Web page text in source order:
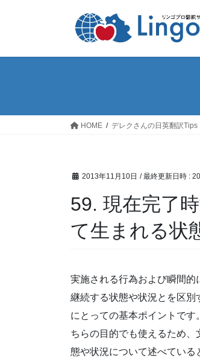
HOME デレクさんの日英翻訳Tips
2013年11月10日 / 最終更新日時 :
59. 現在完了
て生まれる状
実施される行為および瞬間
継続する状態や状況とを区
にとっての基本ポイントで
ちらの目的でも使えるため
態や状況について述べてい